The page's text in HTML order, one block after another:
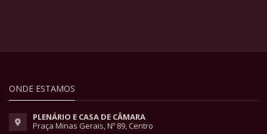
ONDE ESTAMOS
PLENÁRIO E CASA DE CÂMARA
Praça Minas Gerais, Nº 89, Centro